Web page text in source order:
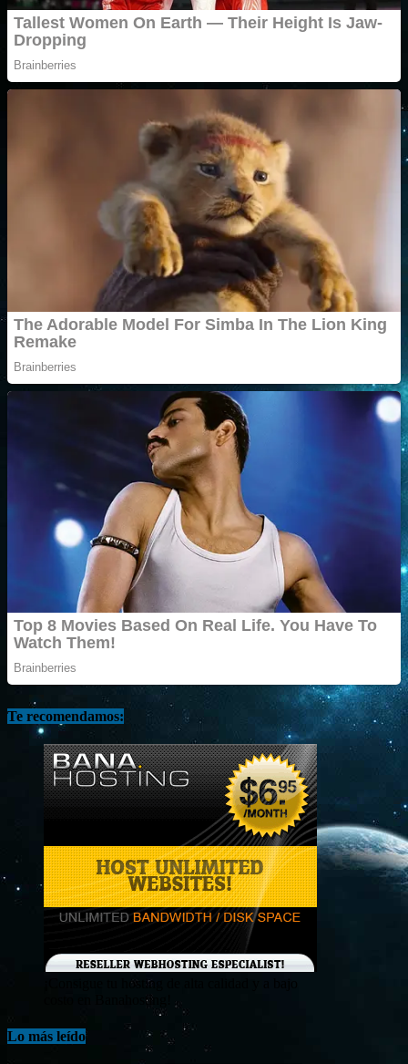
Te recomendamos:
¡Consigue tu hosting de alta calidad y a bajo
costo en Banahosting!
Lo más leído